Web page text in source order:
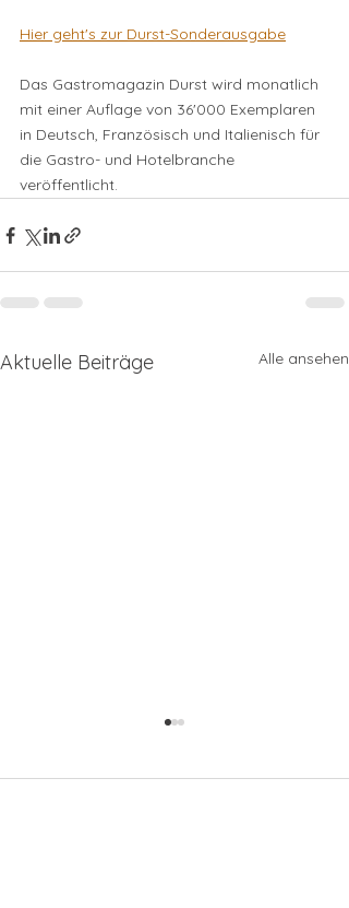
Hier geht's zur Durst-Sonderausgabe
Das Gastromagazin Durst wird monatlich
mit einer Auflage von 36'000 Exemplaren
in Deutsch, Französisch und Italienisch für
die Gastro- und Hotelbranche
veröffentlicht.
Aktuelle Beiträge Alle ansehen